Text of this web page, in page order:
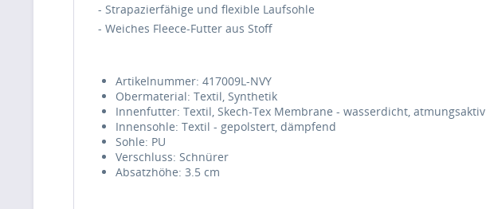
- Strapazierfähige und flexible Laufsohle
- Weiches Fleece-Futter aus Stoff
Artikelnummer: 417009L-NVY
Obermaterial: Textil, Synthetik
Innenfutter: Textil, Skech-Tex Membrane - wasserdicht, atmungsaktiv
Innensohle: Textil - gepolstert, dämpfend
Sohle: PU
Verschluss: Schnürer
Absatzhöhe: 3.5 cm